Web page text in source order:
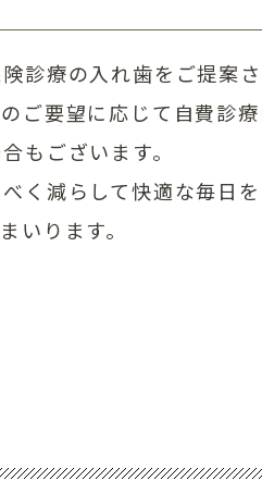
診療の入れ歯をご提案
ご要望に応じて自費診
もございます。
く減らして快適な毎日
いります。